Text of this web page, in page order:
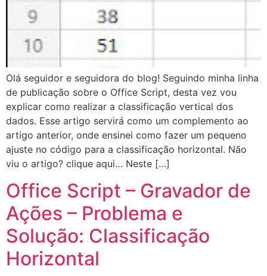
Olá seguidor e seguidora do blog! Seguindo minha linha
de publicação sobre o Office Script, desta vez vou
explicar como realizar a classificação vertical dos
dados. Esse artigo servirá como um complemento ao
artigo anterior, onde ensinei como fazer um pequeno
ajuste no código para a classificação horizontal. Não
viu o artigo? clique aqui… Neste […]
Office Script – Gravador de
Ações – Problema e
Solução: Classificação
Horizontal